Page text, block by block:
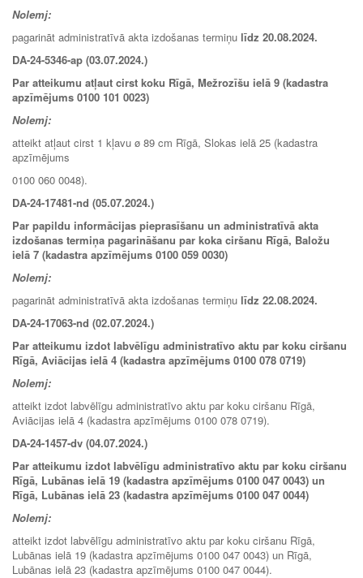
Nolemj:
pagarināt administratīvā akta izdošanas termiņu līdz 20.08.2024.
DA-24-5346-ap (03.07.2024.)
Par atteikumu atļaut cirst koku Rīgā, Mežrozīšu ielā 9 (kadastra
apzīmējums 0100 101 0023)
Nolemj:
atteikt atļaut cirst 1 kļavu ø 89 cm Rīgā, Slokas ielā 25 (kadastra
apzīmējums
0100 060 0048).
DA-24-17481-nd (05.07.2024.)
Par papildu informācijas pieprasīšanu un administratīvā akta
izdošanas termiņa pagarināšanu par koka ciršanu Rīgā, Baložu
ielā 7 (kadastra apzīmējums 0100 059 0030)
Nolemj:
pagarināt administratīvā akta izdošanas termiņu līdz 22.08.2024.
DA-24-17063-nd (02.07.2024.)
Par atteikumu izdot labvēlīgu administratīvo aktu par koku ciršanu
Rīgā, Aviācijas ielā 4 (kadastra apzīmējums 0100 078 0719)
Nolemj:
atteikt izdot labvēlīgu administratīvo aktu par koku ciršanu Rīgā,
Aviācijas ielā 4 (kadastra apzīmējums 0100 078 0719).
DA-24-1457-dv (04.07.2024.)
Par atteikumu izdot labvēlīgu administratīvo aktu par koku ciršanu
Rīgā, Lubānas ielā 19 (kadastra apzīmējums 0100 047 0043) un
Rīgā, Lubānas ielā 23 (kadastra apzīmējums 0100 047 0044)
Nolemj:
atteikt izdot labvēlīgu administratīvo aktu par koku ciršanu Rīgā,
Lubānas ielā 19 (kadastra apzīmējums 0100 047 0043) un Rīgā,
Lubānas ielā 23 (kadastra apzīmējums 0100 047 0044).